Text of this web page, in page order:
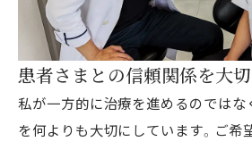
患者さまとの信頼関係を大
私が一方的に治療を進めるのではな
を何よりも大切にしています。ご希